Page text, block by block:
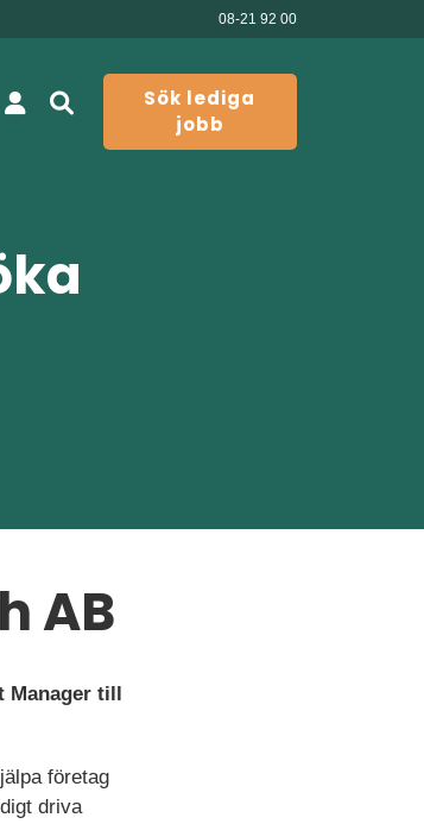
08-21 92 00
Sök lediga
jobb
AB
Manager till
företag
driva